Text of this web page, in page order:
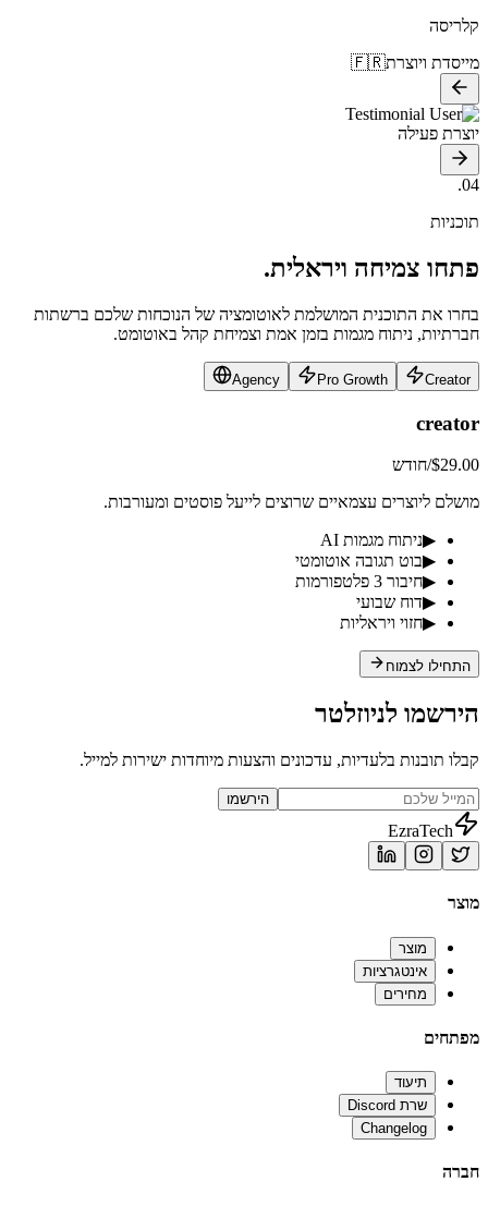
קלריסה
מייסדת ויוצרת🇫🇷
יוצרת פעילה
04.
תוכניות
פתחו צמיחה ויראלית.
בחרו את התוכנית המושלמת לאוטומציה של הנוכחות שלכם ברשתות
חברתיות, ניתוח מגמות בזמן אמת וצמיחת קהל באוטומט.
Creator
Pro Growth
Agency
creator
$29.00/חודש
מושלם ליוצרים עצמאיים שרוצים לייעל פוסטים ומעורבות.
▶ניתוח מגמות AI
▶בוט תגובה אוטומטי
▶חיבור 3 פלטפורמות
▶דוח שבועי
▶חזוי ויראליות
התחילו לצמוח
הירשמו לניוזלטר
קבלו תובנות בלעדיות, עדכונים והצעות מיוחדות ישירות למייל.
הירשמו
EzraTech
מוצר
מוצר
אינטגרציות
מחירים
מפתחים
תיעוד
שרת Discord
Changelog
חברה